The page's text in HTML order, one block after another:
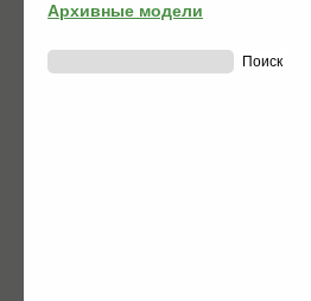
Архивные модели